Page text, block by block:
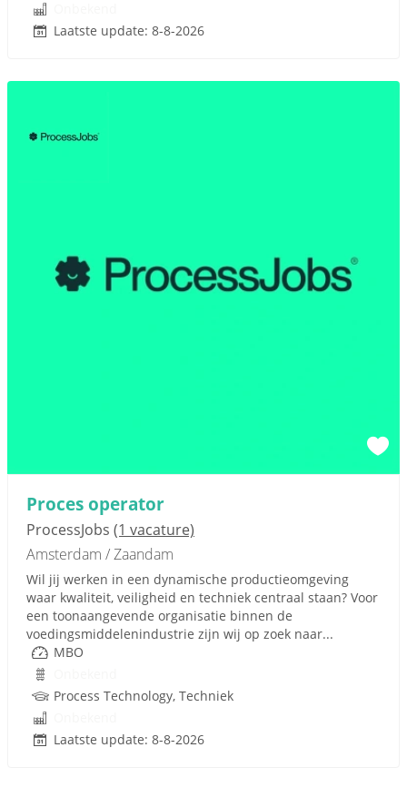
Laatste update: 8-8-2026
Proces operator
ProcessJobs (1 vacature)
Amsterdam / Zaandam
Wil jij werken in een dynamische productieomgeving
waar kwaliteit, veiligheid en techniek centraal staan? Voor
een toonaangevende organisatie binnen de
voedingsmiddelenindustrie zijn wij op zoek naar...
MBO
Process Technology, Techniek
Laatste update: 8-8-2026